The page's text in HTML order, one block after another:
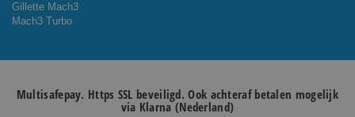
Gillette Mach3
Mach3 Turbo
Multisafepay. Https SSL beveiligd. Ook achteraf betalen mogelijk
via Klarna (Nederland)